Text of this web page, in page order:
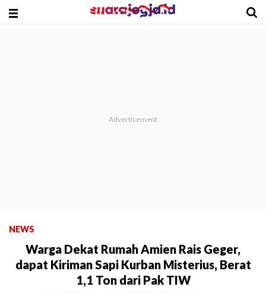
NEWS
Warga Dekat Rumah Amien Rais Geger,
dapat Kiriman Sapi Kurban Misterius, Berat
1,1 Ton dari Pak TIW